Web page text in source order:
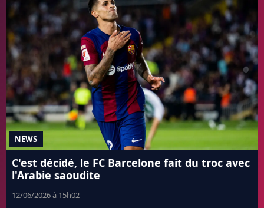
NEWS
C'est décidé, le FC Barcelone fait du troc avec
l'Arabie saoudite
12/06/2026 à 15h02